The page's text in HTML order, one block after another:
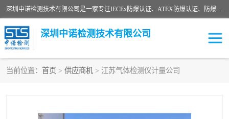
深圳中诺检测技术有限公司是一家专注IECEx防爆认证、ATEX防爆认证、防爆电气检测、防爆合格证、煤安认证等代理机构，可为客户提供从防爆设计、认证、现场检查、工程施工改造、培训等一站式服务。
深圳中诺检测技术有限公司
当前位置： 首页 > 供应商机 > 江苏气体检测仪计量公司
防爆3C认证 现场防爆检测